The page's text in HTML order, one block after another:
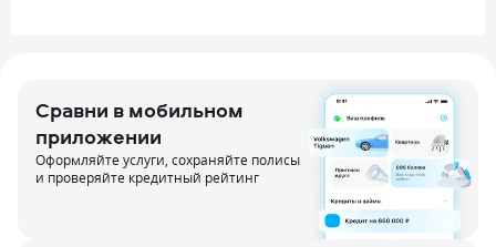
Сравни в мобильном
приложении
Оформляйте услуги, сохраняйте полисы
и проверяйте кредитный рейтинг